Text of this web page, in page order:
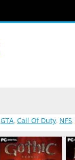
GTA, Call Of Duty, NFS,